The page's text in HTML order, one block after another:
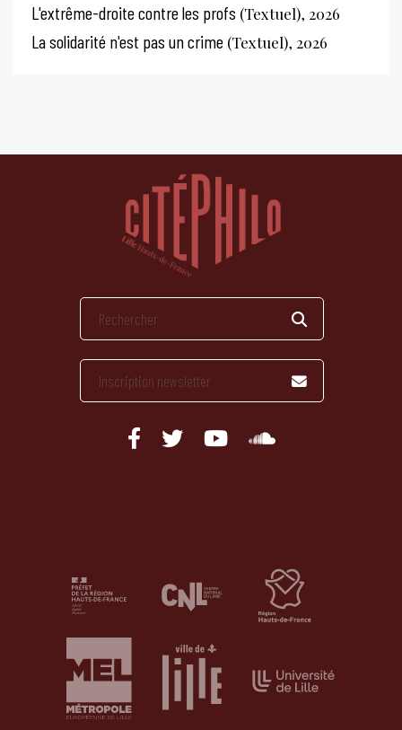
L'extrême-droite contre les profs (Textuel), 2026
La solidarité n'est pas un crime (Textuel), 2026